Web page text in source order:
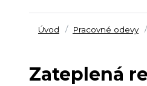
Úvod Pracovné odevy
Zateplená